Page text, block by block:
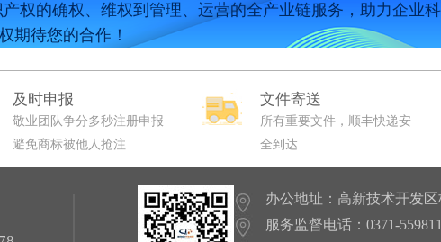
权的确权、维权到管理、运营的全产业链服务，助力企业科
期待您的合作！
及时申报
敬业团队争分多秒注册申报
避免商标被他人抢注
文件寄送
所有重要文件，顺丰快递安
全到达
办公地址：高新技术开发
服务监督电话：0371-